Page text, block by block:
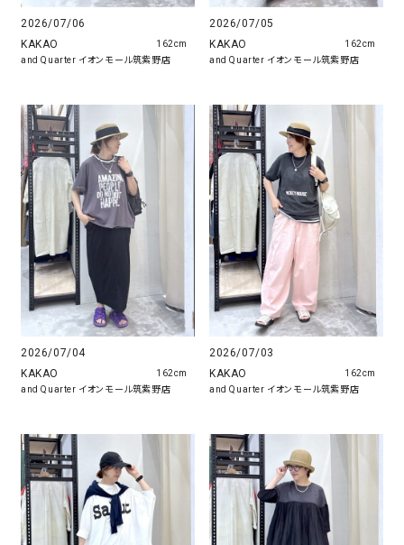
2026/07/06
KAKAO
and Quarter イオンモール筑紫野店
162cm
2026/07/05
KAKAO
and Quarter イオンモール筑紫野店
162cm
2026/07/04
KAKAO
and Quarter イオンモール筑紫野店
162cm
2026/07/03
KAKAO
and Quarter イオンモール筑紫野店
162cm